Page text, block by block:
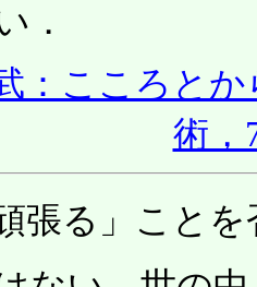
．
：こころと
術，
張る」ことを